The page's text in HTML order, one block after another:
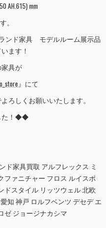
AH.615) mm
。
ンド家具 モデルルーム展示品
ます！
具が
』にて
ろしくお願いいたします。
た！◆◆
ド家具買取 アルフレックス ミ
ファニチャー フロス ルイスポ
ドスタイル リッツウェル 北欧
知 神戸 ロルフベンツ デセデ エ
ゼ ジョージナカシマ